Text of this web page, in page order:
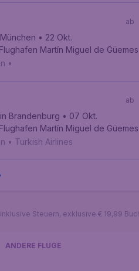
ab
• 22 Okt.
Martín Miguel de Güemes
•
ab
Brandenburg • 07 Okt.
Martín Miguel de Güemes
• Turkish Airlines
Steuern, exklusive € 19,99
ANDERE FLÜGE